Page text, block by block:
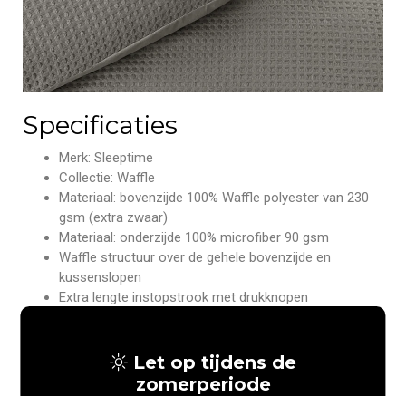
Specificaties
Merk: Sleeptime
Collectie: Waffle
Materiaal: bovenzijde 100% Waffle polyester van 230
gsm (extra zwaar)
Materiaal: onderzijde 100% microfiber 90 gsm
Waffle structuur over de gehele bovenzijde en
kussenslopen
Extra lengte instopstrook met drukknopen
Wasbaar op maximaal 40 graden
Geschikt voor de droger
Let op tijdens de
zomerperiode